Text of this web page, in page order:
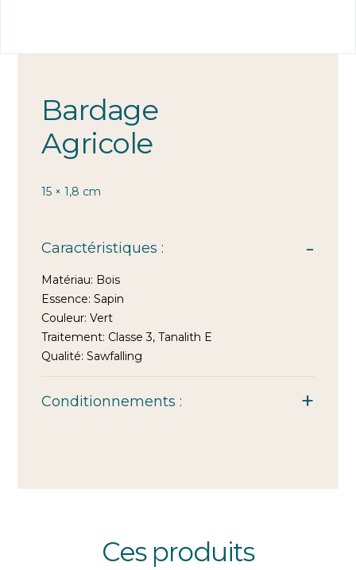
Bardage
Agricole
15 × 1,8 cm
Caractéristiques :
Matériau: Bois
Essence: Sapin
Couleur: Vert
Traitement: Classe 3, Tanalith E
Qualité: Sawfalling
Conditionnements :
Ces produits